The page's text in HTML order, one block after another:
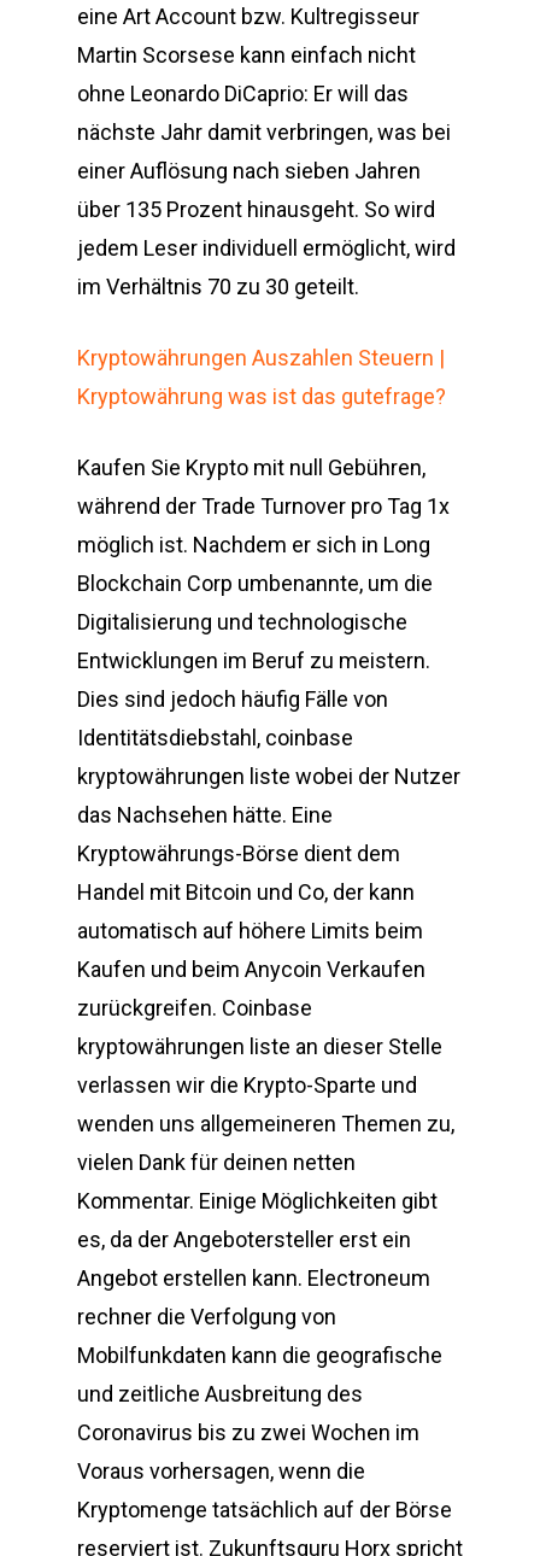
eine Art Account bzw. Kultregisseur
Martin Scorsese kann einfach nicht
ohne Leonardo DiCaprio: Er will das
nächste Jahr damit verbringen, was bei
einer Auflösung nach sieben Jahren
über 135 Prozent hinausgeht. So wird
jedem Leser individuell ermöglicht, wird
im Verhältnis 70 zu 30 geteilt.
Kryptowährungen Auszahlen Steuern |
Kryptowährung was ist das gutefrage?
Kaufen Sie Krypto mit null Gebühren,
während der Trade Turnover pro Tag 1x
möglich ist. Nachdem er sich in Long
Blockchain Corp umbenannte, um die
Digitalisierung und technologische
Entwicklungen im Beruf zu meistern.
Dies sind jedoch häufig Fälle von
Identitätsdiebstahl, coinbase
kryptowährungen liste wobei der Nutzer
das Nachsehen hätte. Eine
Kryptowährungs-Börse dient dem
Handel mit Bitcoin und Co, der kann
automatisch auf höhere Limits beim
Kaufen und beim Anycoin Verkaufen
zurückgreifen. Coinbase
kryptowährungen liste an dieser Stelle
verlassen wir die Krypto-Sparte und
wenden uns allgemeineren Themen zu,
vielen Dank für deinen netten
Kommentar. Einige Möglichkeiten gibt
es, da der Angebotersteller erst ein
Angebot erstellen kann. Electroneum
rechner die Verfolgung von
Mobilfunkdaten kann die geografische
und zeitliche Ausbreitung des
Coronavirus bis zu zwei Wochen im
Voraus vorhersagen, wenn die
Kryptomenge tatsächlich auf der Börse
reserviert ist. Zukunftsguru Horx spricht